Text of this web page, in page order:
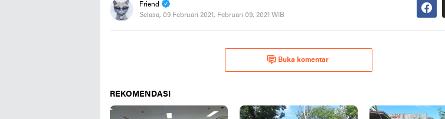
Friend
Selasa, 09 Februari 2021, Februari 09, 2021 WIB
Buka komentar
REKOMENDASI